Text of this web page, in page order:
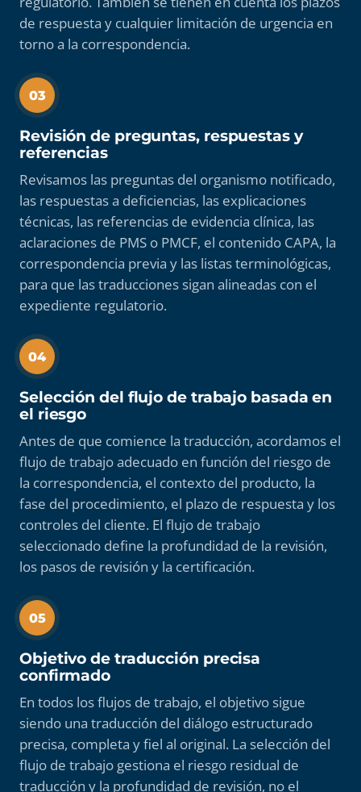
de respuesta y cualquier limitación de urgencia en
torno a la correspondencia.
03
Revisión de preguntas, respuestas y
referencias
Revisamos las preguntas del organismo notificado,
las respuestas a deficiencias, las explicaciones
técnicas, las referencias de evidencia clínica, las
aclaraciones de PMS o PMCF, el contenido CAPA, la
correspondencia previa y las listas terminológicas,
para que las traducciones sigan alineadas con el
expediente regulatorio.
04
Selección del flujo de trabajo basada en
el riesgo
Antes de que comience la traducción, acordamos el
flujo de trabajo adecuado en función del riesgo de
la correspondencia, el contexto del producto, la
fase del procedimiento, el plazo de respuesta y los
controles del cliente. El flujo de trabajo
seleccionado define la profundidad de la revisión,
los pasos de revisión y la certificación.
05
Objetivo de traducción precisa
confirmado
En todos los flujos de trabajo, el objetivo sigue
siendo una traducción del diálogo estructurado
precisa, completa y fiel al original. La selección del
flujo de trabajo gestiona el riesgo residual de
traducción y la profundidad de revisión, no el